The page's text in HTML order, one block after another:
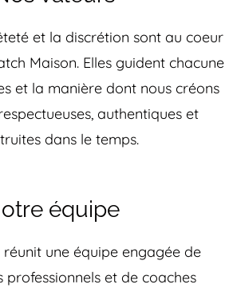
et la discrétion sont au coeur
Maison. Elles guident chacune
et la manière dont nous créons
authentiques et
dans le temps.
équipe
une équipe engagée de
professionnels et de coaches